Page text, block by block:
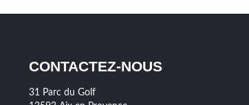
CONTACTEZ-NOUS
31 Parc du Golf